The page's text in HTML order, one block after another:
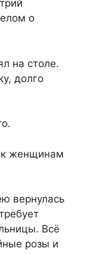
о
на столе.
долго
к женщинам
вернулась
Всё
розы и